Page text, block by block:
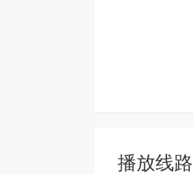
播放线路